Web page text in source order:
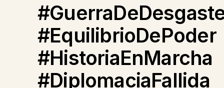
#EquilibrioDePoder
#HistoriaEnMarcha
#DiplomaciaFallida